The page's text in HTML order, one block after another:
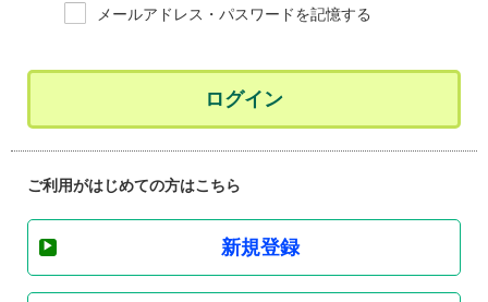
メールアドレス・パスワードを記憶する
ログイン
ご利用がはじめての方はこちら
新規登録